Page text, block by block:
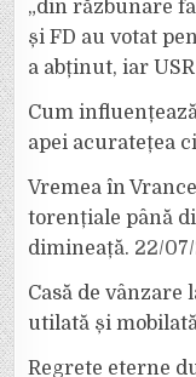
„din răzbunare
și FD au votat
a abținut, iar
Cum
apei acuratețea
Vremea în
torențiale până
dimineață. 22/
Casă de vânzare
utilată și
Regrete eterne